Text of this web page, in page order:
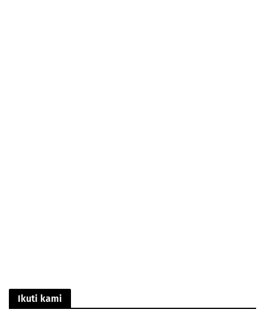
Ikuti kami